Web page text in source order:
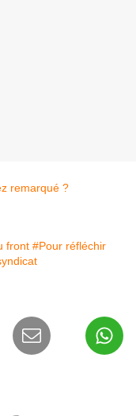
front #Pour réfléchir